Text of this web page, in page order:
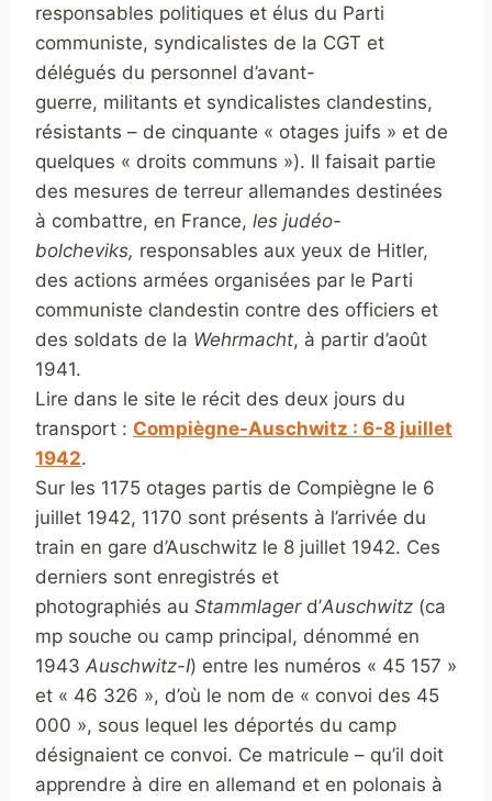
responsables politiques et élus du Parti
communiste, syndicalistes de la CGT et
délégués du personnel d’avant-
guerre, militants et syndicalistes clandestins,
résistants – de cinquante « otages juifs » et de
quelques « droits communs »). Il faisait partie
des mesures de terreur allemandes destinées
à combattre, en France, les judéo-
bolcheviks, responsables aux yeux de Hitler,
des actions armées organisées par le Parti
communiste clandestin contre des officiers et
des soldats de la Wehrmacht, à partir d’août
1941.
Lire dans le site le récit des deux jours du
transport : Compiègne-Auschwitz : 6-8 juillet
1942.
Sur les 1175 otages partis de Compiègne le 6
juillet 1942, 1170 sont présents à l’arrivée du
train en gare d’Auschwitz le 8 juillet 1942. Ces
derniers sont enregistrés et
photographiés au Stammlagerd’Auschwitz (ca
mp souche ou camp principal, dénommé en
1943 Auschwitz-I) entre les numéros « 45 157 »
et « 46 326 », d’où le nom de « convoi des 45
000 », sous lequel les déportés du camp
désignaient ce convoi. Ce matricule – qu’il doit
apprendre à dire en allemand et en polonais à